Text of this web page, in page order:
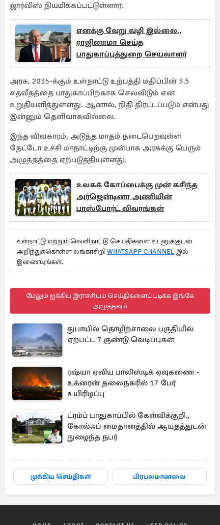
ஜார்விஸ் நியமிக்கப்பட்டுள்ளார்.
எனக்கு வேறு வழி இல்லை.,
ராஜினாமா செய்த
பாதுகாப்புத்துறை செயலாளர்
அரசு, 2035-க்கும் உள்நாட்டு உற்பத்தி மதிப்பின் 3.5
சதவீதத்தை பாதுகாப்பிற்காக செலவிடும் என
உறுதியளித்துள்ளது. ஆனால், நிதி திரட்டப்படும் என்பது
இன்னும் தெளிவாகவில்லை.
இந்த விவகாரம், அடுத்த மாதம் நடைபெறவுள்ள
நேட்டோ உச்சி மாநாட்டிற்கு முன்பாக அரசுக்கு பெரும்
அழுத்தத்தை ஏற்படுத்தியுள்ளது.
உலகக் கோப்பைக்கு முன் கசிந்த
அர்ஜென்டினா அணியின்
பாஸ்போர்ட் விவரங்கள்
உள்நாட்டு மற்றும் வெளிநாட்டு செய்திகளை உடனுக்குடன்
அறிந்துக்கொள்ள லங்காசிறி WHATSAPP CHANNEL இல்
இணையுங்கள்.
மேலும் ஐக்கிய இராச்சியம் செய்திகளைப் படிக்க இங்கே
அழுத்தவும்
துபாயில் தொழிற்சாலை பகுதியில்
ஏற்பட்ட 7 குண்டு வெடிப்புகள்
ரஷ்யா ஏவிய பாலிஸ்டிக் ஏவுகணை -
உக்ரைன் தலைநகரில் 17 பேர்
உயிரிழப்பு
ட்ரம்ப் பாதுகாப்பில் கேள்விக்குறி.,
கோல்ஃப் மைதானத்தில் ஆயுதத்துடன்
நுழைந்த நபர்
முக்கிய செய்திகள் பிரபலமானவை